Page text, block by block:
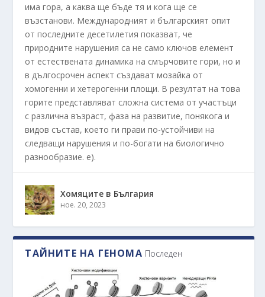
има гора, а каква ще бъде тя и кога ще се
възстанови. Международният и българският опит
от последните десетилетия показват, че
природните нарушения са не само ключов елемент
от естествената динамика на смърчовите гори, но и
в дългосрочен аспект създават мозайка от
хомогенни и хетерогенни площи. В резултат на това
горите представляват сложна система от участъци
с различна възраст, фаза на развитие, понякога и
видов състав, което ги прави по-устойчиви на
следващи нарушения и по-богати на биологично
разнообразие. е).
Хомяците в България
ное. 20, 2023
ТАЙНИТЕ НА ГЕНОМА Последен